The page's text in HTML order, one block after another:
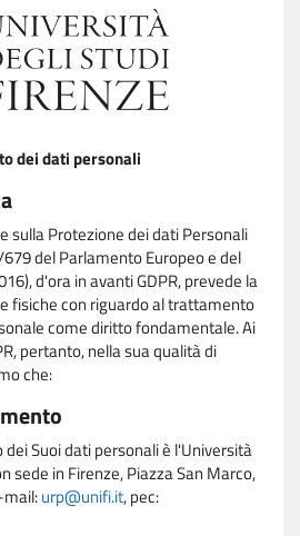
dei dati personali
sulla Protezione dei dati Personali
del Parlamento Europeo e del
d'ora in avanti GDPR, prevede la
fisiche con riguardo al trattamento
come diritto fondamentale. Ai
pertanto, nella sua qualità di
che:
Suoi dati personali è l'Università
sede in Firenze, Piazza San Marco,
urp@unifi.it, pec: